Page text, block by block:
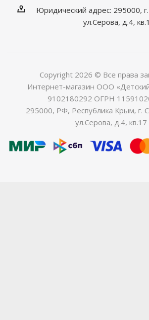
Юридический адрес: 295000,
ул.Серова, д.4,
Copyright 2026 © Все права
Интернет-магазин ООО
9102180292 ОГРН
295000, РФ, Республика Крым, г.
ул.Серова, д.4, кв.17